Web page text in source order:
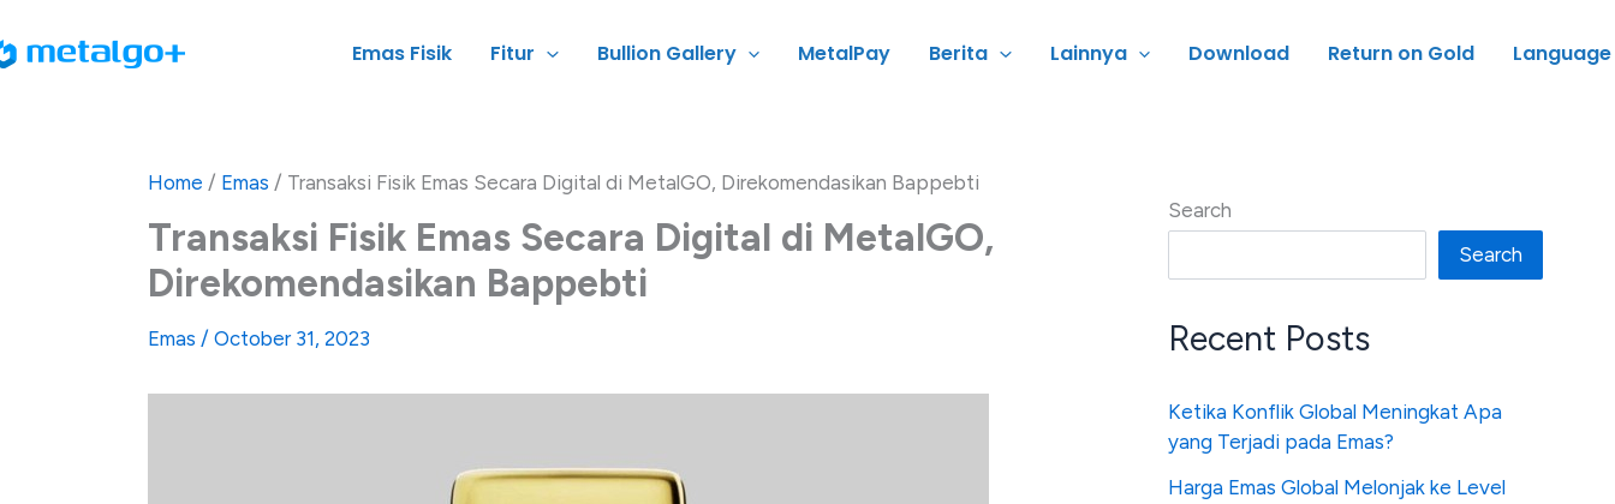
to
Emas Fisik Fitur Bullion Gallery MetalPay Berita Lainnya Download Return on Gold Language
Home / Emas / Transaksi Fisik Emas Secara Digital di MetalGO, Direkomendasikan Bappebti
Transaksi Fisik Emas Secara Digital di MetalGO,
Direkomendasikan Bappebti
Emas / October 31, 2023
Search
Search
Recent Posts
Ketika Konflik Global Meningkat Apa
yang Terjadi pada Emas?
Harga Emas Global Melonjak ke Level